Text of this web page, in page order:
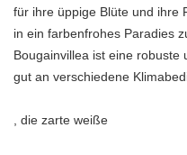
für ihre üppige Blüte und ihre
in ein farbenfrohes Paradies
Bougainvillea ist eine robuste
gut an verschiedene
, die zarte weiße